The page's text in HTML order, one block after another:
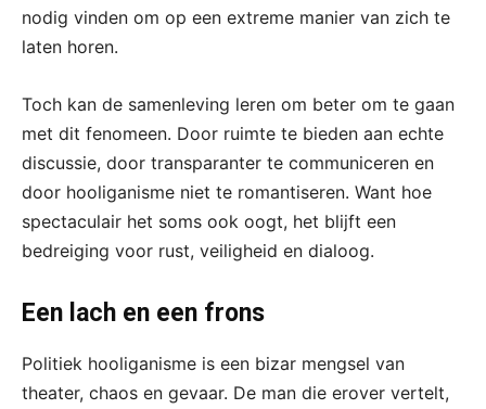
nodig vinden om op een extreme manier van zich te
laten horen.
Toch kan de samenleving leren om beter om te gaan
met dit fenomeen. Door ruimte te bieden aan echte
discussie, door transparanter te communiceren en
door hooliganisme niet te romantiseren. Want hoe
spectaculair het soms ook oogt, het blijft een
bedreiging voor rust, veiligheid en dialoog.
Een lach en een frons
Politiek hooliganisme is een bizar mengsel van
theater, chaos en gevaar. De man die erover vertelt,